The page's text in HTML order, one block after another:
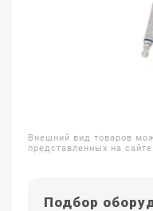
Внешний вид товаров
представленных на сайте.
Подбор